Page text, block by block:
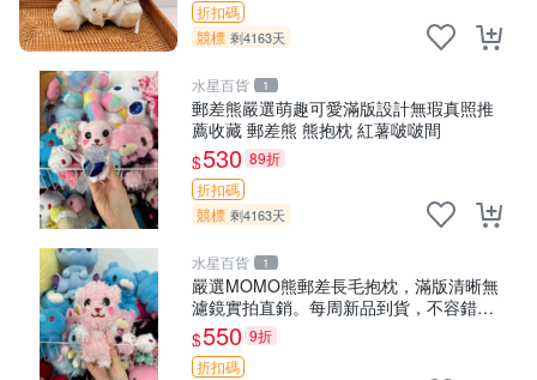
折扣碼
競標 剩4163天
水星百貨 1
郵差熊嚴選萌趣可愛滿版設計無瑕真照推
薦收藏 郵差熊 熊抱枕 紅薯啵啵間
$530 89折
折扣碼
競標 剩4163天
水星百貨 1
嚴選MOMO熊郵差長毛抱枕，滿版清晰無
濾鏡實拍直銷。每周新品到貨，不容錯
過！ 郵差熊 長毛 抱枕
$550 9折
折扣碼